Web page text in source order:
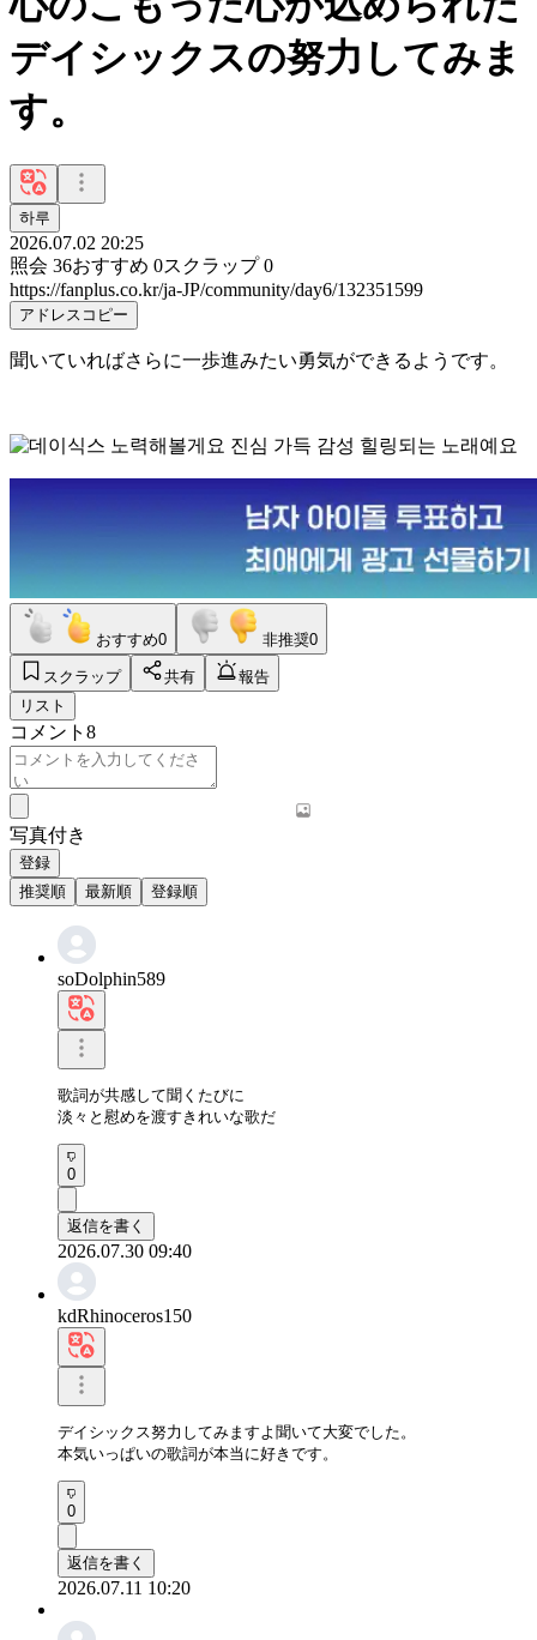
デイシックスの努力してみま
す。
하루
2026.07.02 20:25
照会 36おすすめ 0スクラップ 0
https://fanplus.co.kr/ja-JP/community/day6/132351599
アドレスコピー
聞いていればさらに一歩進みたい勇気ができるようです。
おすすめ0 非推奨0
スクラップ 共有
報告
リスト
コメント 8
写真付き
登録
推奨順
最新順 登録順
soDolphin589
歌詞が共感して聞くたびに
淡々と慰めを渡すきれいな歌だ
0
返信を書く
2026.07.30 09:40
kdRhinoceros150
デイシックス努力してみますよ聞いて大変でした。
本気いっぱいの歌詞が本当に好きです。
0
返信を書く
2026.07.11 10:20